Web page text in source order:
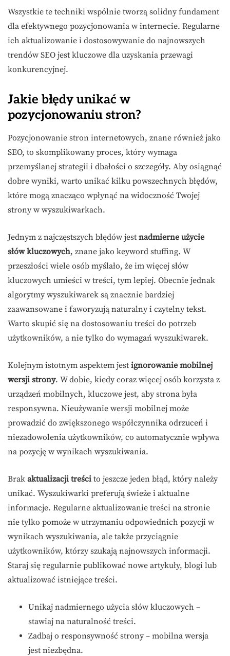
Wszystkie te techniki wspólnie tworzą solidny fundament
dla efektywnego pozycjonowania w internecie. Regularne
ich aktualizowanie i dostosowywanie do najnowszych
trendów SEO jest kluczowe dla uzyskania przewagi
konkurencyjnej.
Jakie błędy unikać w
pozycjonowaniu stron?
Pozycjonowanie stron internetowych, znane również jako
SEO, to skomplikowany proces, który wymaga
przemyślanej strategii i dbałości o szczegóły. Aby osiągnąć
dobre wyniki, warto unikać kilku powszechnych błędów,
które mogą znacząco wpłynąć na widoczność Twojej
strony w wyszukiwarkach.
Jednym z najczęstszych błędów jest nadmierne użycie
słów kluczowych, znane jako keyword stuffing. W
przeszłości wiele osób myślało, że im więcej słów
kluczowych umieści w treści, tym lepiej. Obecnie jednak
algorytmy wyszukiwarek są znacznie bardziej
zaawansowane i faworyzują naturalny i czytelny tekst.
Warto skupić się na dostosowaniu treści do potrzeb
użytkowników, a nie tylko do wymagań wyszukiwarek.
Kolejnym istotnym aspektem jest ignorowanie mobilnej
wersji strony. W dobie, kiedy coraz więcej osób korzysta z
urządzeń mobilnych, kluczowe jest, aby strona była
responsywna. Nieużywanie wersji mobilnej może
prowadzić do zwiększonego współczynnika odrzuceń i
niezadowolenia użytkowników, co automatycznie wpływa
na pozycję w wynikach wyszukiwania.
Brak aktualizacji treści to jeszcze jeden błąd, który należy
unikać. Wyszukiwarki preferują świeże i aktualne
informacje. Regularne aktualizowanie treści na stronie
nie tylko pomoże w utrzymaniu odpowiednich pozycji w
wynikach wyszukiwania, ale także przyciągnie
użytkowników, którzy szukają najnowszych informacji.
Staraj się regularnie publikować nowe artykuły, blogi lub
aktualizować istniejące treści.
Unikaj nadmiernego użycia słów kluczowych –
stawiaj na naturalność treści.
Zadbaj o responsywność strony – mobilna wersja
jest niezbędna.